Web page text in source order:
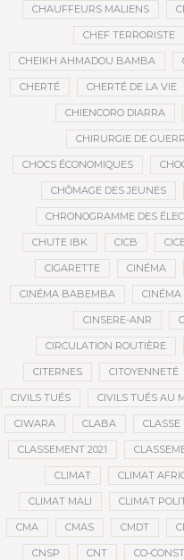
CHAUFFEURS MALIENS
CHEF TERRORISTE
CHEIKH AHMADOU BAMBA
CHERTÉ CHERTÉ DE LA VIE
CHIENCORO DIARRA
CHIRURGIE DE
CHOCS ÉCONOMIQUES
CHÔMAGE DES JEUNES
CHRONOGRAMME DES
CHUTE IBK CICB
CIGARETTE CINÉMA
CINÉMA BABEMBA CINÉMA
CINSERE-ANR
CIRCULATION ROUTIÈRE
CITERNES CITOYENNETÉ
CIVILS TUÉS CIVILS TUÉS AU
CIWARA CLABA
CLASSEMENT 2021
CLIMAT CLIMAT
CLIMAT MALI CLIMAT
CMA CMAS CMDT
CNSP CNT CO-